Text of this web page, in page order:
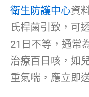
衛生防護中心資
氏桿菌引致，可
21日不等，通常
治療百日咳，如
重氣喘，應立即